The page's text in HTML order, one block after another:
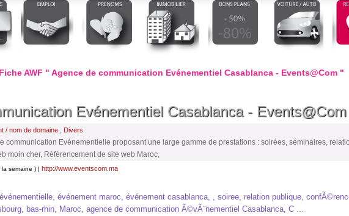
Fiche AWF " Agence de communication Evénementiel Casablanca - Events@Com "
Evénementiel Casablanca - Events@Com
/ nom de domaine , Divers
communication Evénementielle proposant une large gamme de prestations : soirées, séminaires,
moin cher, Référencement de site web Maroc,
semaine ) | http://www.eventscom.ma
événement maroc, événement casablanca, , soiree, relation publique,
bas-rhin, Maroc, agence de communication Ã©vÃ¨nementiel Casablanca, C ...